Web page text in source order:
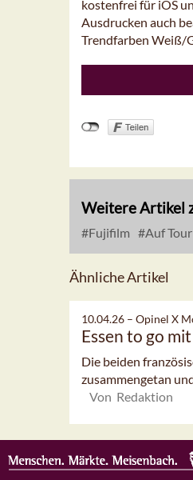
kostenfrei für iOS
Ausdrucken auch
Trendfarben Weiß/
Weitere Artikel
Fujifilm Auf Tour
Ähnliche Artikel
10.04.26 – Opinel X
Essen to go
Die beiden
zusammengetan
Von Redaktion